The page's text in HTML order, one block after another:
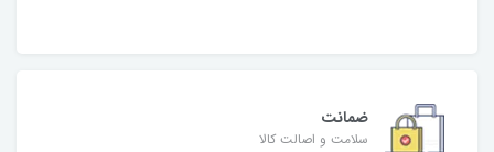
ضمانت
سلامت و اصالت کالا